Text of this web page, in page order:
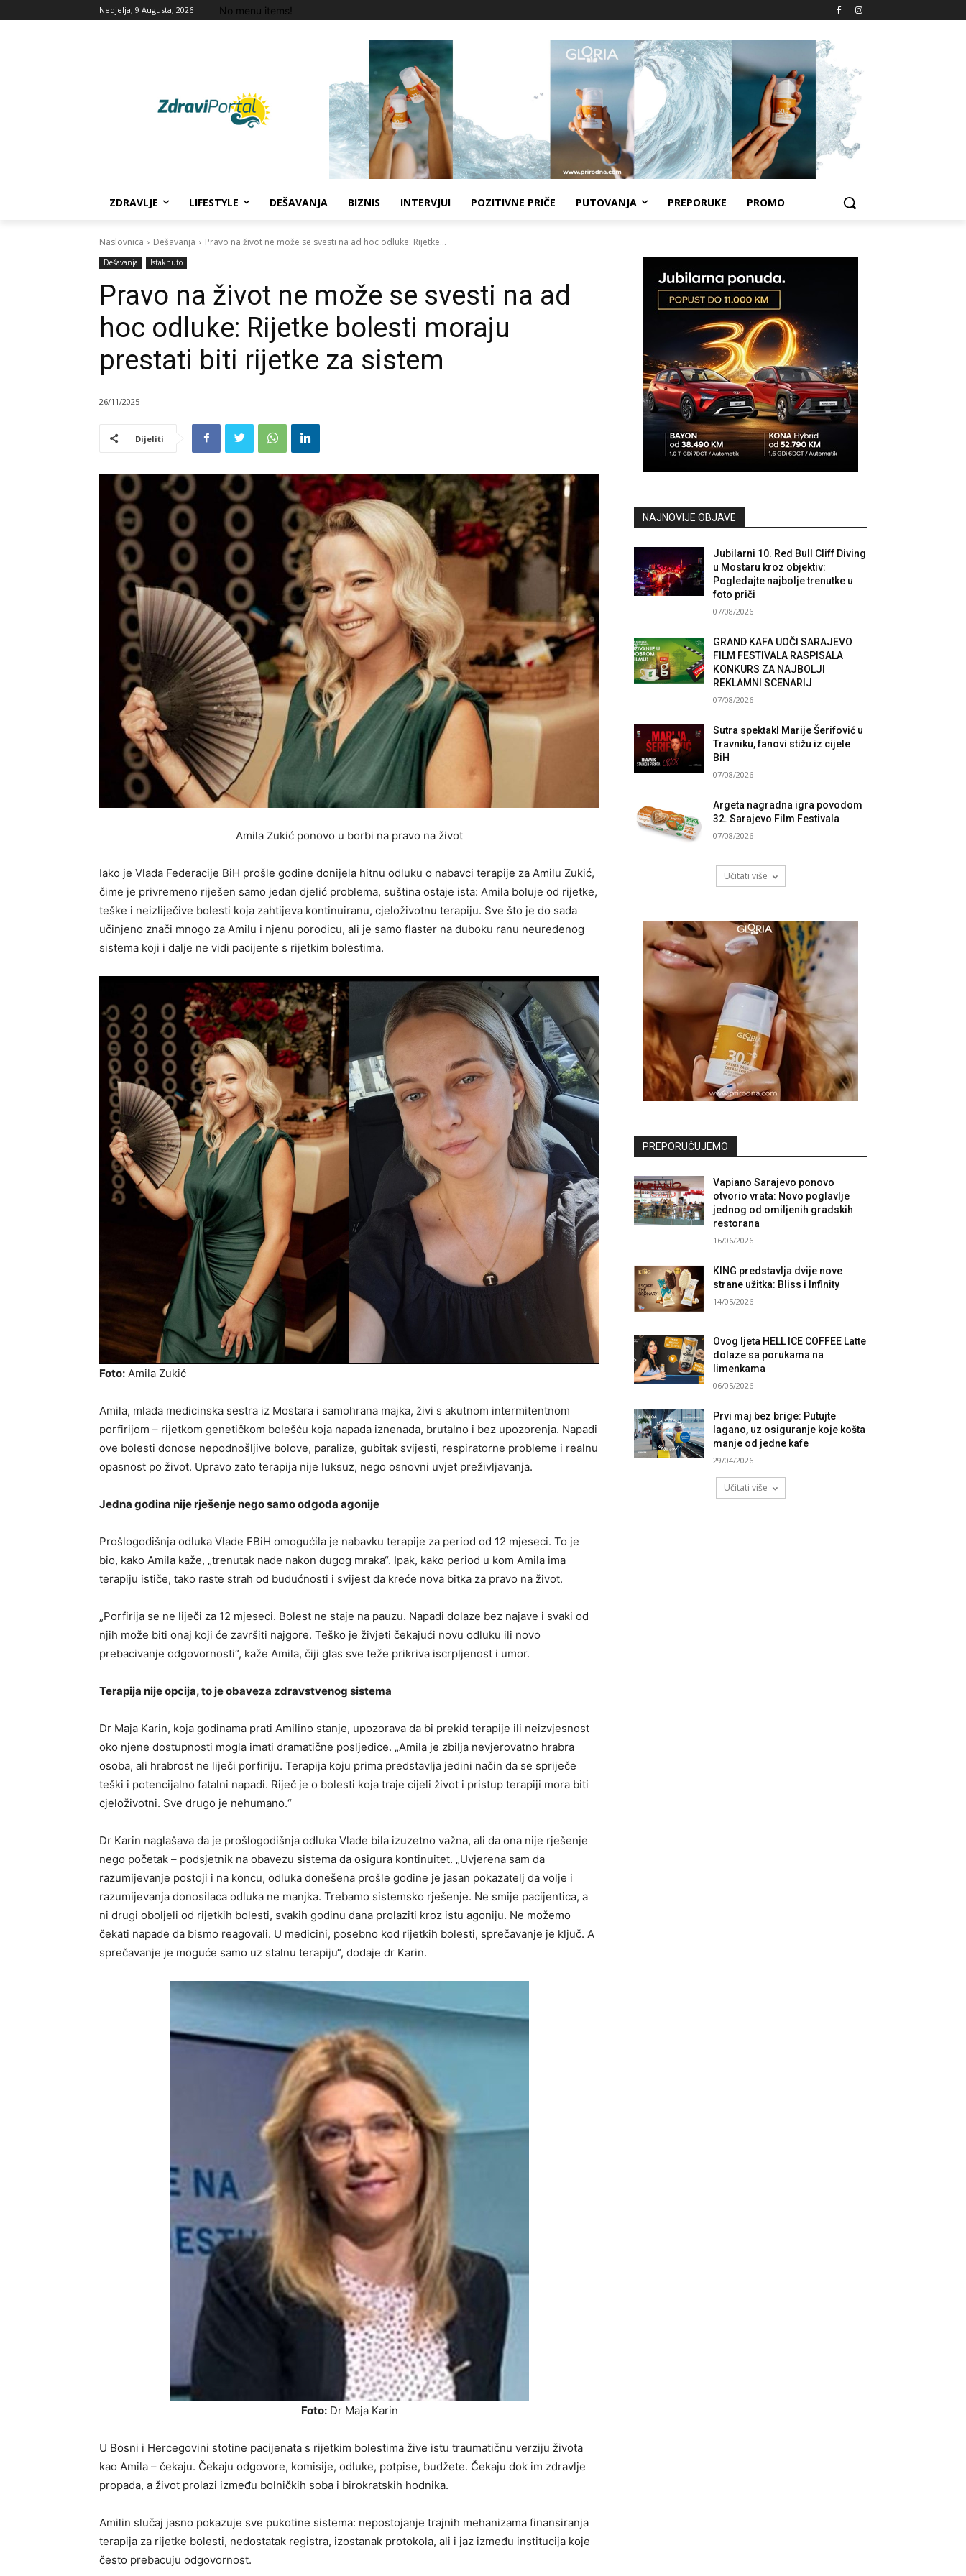
Nedjelja, 9 Augusta, 2026 No menu items!
ZDRAVLJE LIFESTYLE DEŠAVANJA BIZNIS INTERVJUI POZITIVNE PRIČE PUTOVANJA PREPORUKE PROMO
Naslovnica Dešavanja Pravo na život ne može se svesti na ad hoc odluke: Rijetke...
Dešavanja Istaknuto
Pravo na život ne može se svesti na ad
hoc odluke: Rijetke bolesti moraju
prestati biti rijetke za sistem
26/11/2025
Dijeliti
Amila Zukić ponovo u borbi na pravo na život
Iako je Vlada Federacije BiH prošle godine donijela hitnu odluku o nabavci terapije za Amilu Zukić,
čime je privremeno riješen samo jedan djelić problema, suština ostaje ista: Amila boluje od rijetke,
teške i neizliječive bolesti koja zahtijeva kontinuiranu, cjeloživotnu terapiju. Sve što je do sada
učinjeno znači mnogo za Amilu i njenu porodicu, ali je samo flaster na duboku ranu neuređenog
sistema koji i dalje ne vidi pacijente s rijetkim bolestima.
Foto: Amila Zukić
Amila, mlada medicinska sestra iz Mostara i samohrana majka, živi s akutnom intermitentnom
porfirijom – rijetkom genetičkom bolešću koja napada iznenada, brutalno i bez upozorenja. Napadi
ove bolesti donose nepodnošljive bolove, paralize, gubitak svijesti, respiratorne probleme i realnu
opasnost po život. Upravo zato terapija nije luksuz, nego osnovni uvjet preživljavanja.
Jedna godina nije rješenje nego samo odgoda agonije
Prošlogodišnja odluka Vlade FBiH omogućila je nabavku terapije za period od 12 mjeseci. To je
bio, kako Amila kaže, „trenutak nade nakon dugog mraka“. Ipak, kako period u kom Amila ima
terapiju ističe, tako raste strah od budućnosti i svijest da kreće nova bitka za pravo na život.
„Porfirija se ne liječi za 12 mjeseci. Bolest ne staje na pauzu. Napadi dolaze bez najave i svaki od
njih može biti onaj koji će završiti najgore. Teško je živjeti čekajući novu odluku ili novo
prebacivanje odgovornosti“, kaže Amila, čiji glas sve teže prikriva iscrpljenost i umor.
Terapija nije opcija, to je obaveza zdravstvenog sistema
Dr Maja Karin, koja godinama prati Amilino stanje, upozorava da bi prekid terapije ili neizvjesnost
oko njene dostupnosti mogla imati dramatične posljedice. „Amila je zbilja nevjerovatno hrabra
osoba, ali hrabrost ne liječi porfiriju. Terapija koju prima predstavlja jedini način da se spriječe
teški i potencijalno fatalni napadi. Riječ je o bolesti koja traje cijeli život i pristup terapiji mora biti
cjeloživotni. Sve drugo je nehumano.“
Dr Karin naglašava da je prošlogodišnja odluka Vlade bila izuzetno važna, ali da ona nije rješenje
nego početak – podsjetnik na obavezu sistema da osigura kontinuitet. „Uvjerena sam da
razumijevanje postoji i na koncu, odluka donešena prošle godine je jasan pokazatelj da volje i
razumijevanja donosilaca odluka ne manjka. Trebamo sistemsko rješenje. Ne smije pacijentica, a
ni drugi oboljeli od rijetkih bolesti, svakih godinu dana prolaziti kroz istu agoniju. Ne možemo
čekati napade da bismo reagovali. U medicini, posebno kod rijetkih bolesti, sprečavanje je ključ. A
sprečavanje je moguće samo uz stalnu terapiju“, dodaje dr Karin.
Foto:Dr Maja Karin
U Bosni i Hercegovini stotine pacijenata s rijetkim bolestima žive istu traumatičnu verziju života
kao Amila – čekaju. Čekaju odgovore, komisije, odluke, potpise, budžete. Čekaju dok im zdravlje
propada, a život prolazi između bolničkih soba i birokratskih hodnika.
Amilin slučaj jasno pokazuje sve pukotine sistema: nepostojanje trajnih mehanizama finansiranja
terapija za rijetke bolesti, nedostatak registra, izostanak protokola, ali i jaz između institucija koje
često prebacuju odgovornost.
NAJNOVIJE OBJAVE
Jubilarni 10. Red Bull Cliff Diving
u Mostaru kroz objektiv:
Pogledajte najbolje trenutke u
foto priči
07/08/2026
GRAND KAFA UOČI SARAJEVO
FILM FESTIVALA RASPISALA
KONKURS ZA NAJBOLJI
REKLAMNI SCENARIJ
07/08/2026
Sutra spektakl Marije Šerifović u
Travniku, fanovi stižu iz cijele
BiH
07/08/2026
Argeta nagradna igra povodom
32. Sarajevo Film Festivala
07/08/2026
Učitati više
PREPORUČUJEMO
Vapiano Sarajevo ponovo
otvorio vrata: Novo poglavlje
jednog od omiljenih gradskih
restorana
16/06/2026
KING predstavlja dvije nove
strane užitka: Bliss i Infinity
14/05/2026
Ovog ljeta HELL ICE COFFEE Latte
dolaze sa porukama na
limenkama
06/05/2026
Prvi maj bez brige: Putujte
lagano, uz osiguranje koje košta
manje od jedne kafe
29/04/2026
Učitati više